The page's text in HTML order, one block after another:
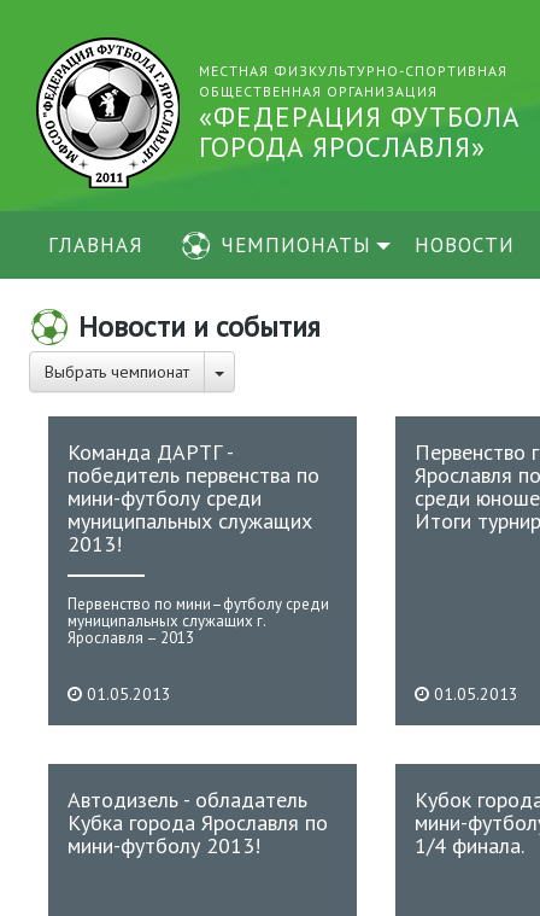
МЕСТНАЯ ФИЗКУЛЬТУРНО-СПОРТИВНАЯ
ОБЩЕСТВЕННАЯ ОРГАНИЗАЦИЯ
«ФЕДЕРАЦИЯ ФУТБОЛА
ГОРОДА ЯРОСЛАВЛЯ»
ГЛАВНАЯ ЧЕМПИОНАТЫ НОВОСТИ
Новости и события
Выбрать чемпионат
Команда ДАРТГ -
победитель первенства по
мини-футболу среди
муниципальных служащих
2013!
Первенство по мини–футболу среди
муниципальных служащих г.
Ярославля – 2013
01.05.2013
Первенство
Ярославля
среди
Итоги
01.05.2013
Автодизель - обладатель
Кубка города Ярославля по
мини-футболу 2013!
Кубок
мини-
1/4 финала.